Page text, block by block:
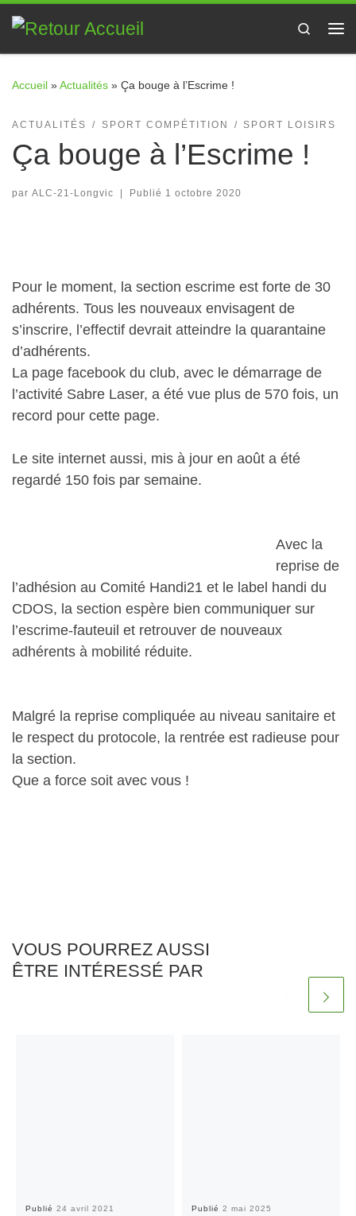
Passer au contenu
Search
Accueil »Actualités » Ça bouge à l’Escrime !
ACTUALITÉS SPORT COMPÉTITION SPORT LOISIRS
Ça bouge à l’Escrime !
par ALC-21-Longvic | Publié 1 octobre 2020
Pour le moment, la section escrime est forte de 30
adhérents. Tous les nouveaux envisagent de
s’inscrire, l’effectif devrait atteindre la quarantaine
d’adhérents.
La page facebook du club, avec le démarrage de
l’activité Sabre Laser, a été vue plus de 570 fois, un
record pour cette page.
Le site internet aussi, mis à jour en août a été
regardé 150 fois par semaine.
Avec la
reprise de
l’adhésion au Comité Handi21 et le label handi du
CDOS, la section espère bien communiquer sur
l’escrime-fauteuil et retrouver de nouveaux
adhérents à mobilité réduite.
Malgré la reprise compliquée au niveau sanitaire et
le respect du protocole, la rentrée est radieuse pour
la section.
Que a force soit avec vous !
VOUS POURREZ AUSSI
ÊTRE INTÉRESSÉ PAR
Publié 24 avril 2021 Publié 2 mai 2025